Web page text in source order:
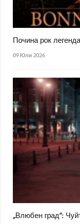
Почина рок
09 Юли 2026
„Влюбен град“: